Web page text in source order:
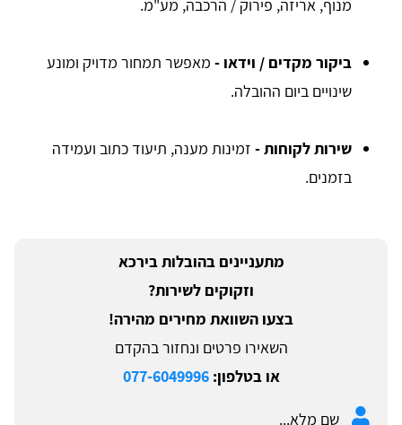
מנוף, אריזה, פירוק / הרכבה, מע"מ.
ביקור מקדים / וידאו - מאפשר תמחור מדויק ומונע
שינויים ביום ההובלה.
שירות לקוחות - זמינות מענה, תיעוד כתוב ועמידה
בזמנים.
מתעניינים בהובלות בירכא
וזקוקים לשירות?
בצעו השוואת מחירים מהירה!
השאירו פרטים ונחזור בהקדם
או בטלפון:077-6049996